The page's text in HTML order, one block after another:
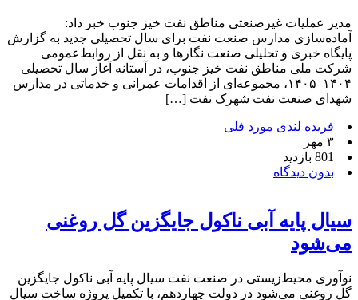
مدیر عملیات غیرصنعتی مناطق نفت خیز جنوب خبر داد:
آماده‌سازی مدارس صنعت نفت برای سال تحصیلی جدید به گزارش
پایگاه خبری و تحلیلی صنعت نگارها و به نقل از روابط‌عمومی
شرکت ملی مناطق نفت خیز جنوب، در آستانه آغاز سال تحصیلی
۱۴۰۴–۱۴۰۵، مجموعه‌ای از اقدامات عمرانی و خدماتی در مدارس
شهدای صنعت نفت شهرک نفت […]
فریده لندی مورد فلی
۳ مهر
801 بازدید
بدون دیدگاه
سیال پایه آبی ناکول جایگزین گل روغنی
می‌شود
نوآوری محیط‌زیستی در صنعت نفت سیال پایه آبی ناکول جایگزین
گل روغنی می‌شود در دولت چهاردهم، با تکمیل پروژه ساخت سیال